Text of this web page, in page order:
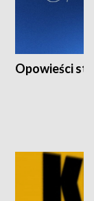
Opowieści